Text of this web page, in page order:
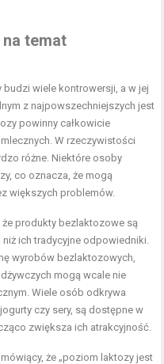
temat
wiele kontrowersji, a w jej
z najpowszechniejszych jest
powinny całkowicie
W rzeczywistości
różne. Niektóre osoby
co oznacza, że mogą
większych problemów.
produkty bezlaktozowe są
ich tradycyjne odpowiedniki.
wyrobów bezlaktozowych,
mogą wcale nie
Wiele osób odkrywa
czy sery, są dostępne w
zwiększa ich atrakcyjność.
że „poziom laktozy jest